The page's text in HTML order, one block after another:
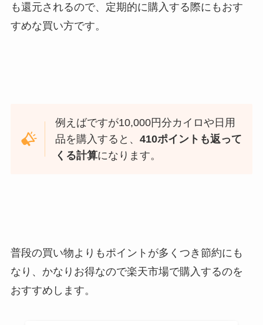
も還元されるので、定期的に購入する際にもおす
すめな買い方です。
例えばですが10,000円分カイロや日用
品を購入すると、410ポイントも返って
くる計算になります。
普段の買い物よりもポイントが多くつき節約にも
なり、かなりお得なので楽天市場で購入するのを
おすすめします。